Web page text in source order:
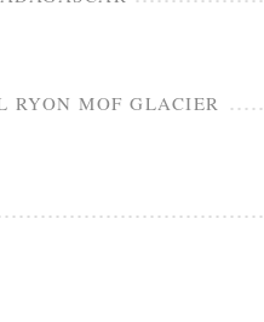
RYON MOF GLACIER